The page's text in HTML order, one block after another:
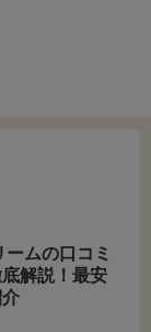
ムの口コミ
解説！最安